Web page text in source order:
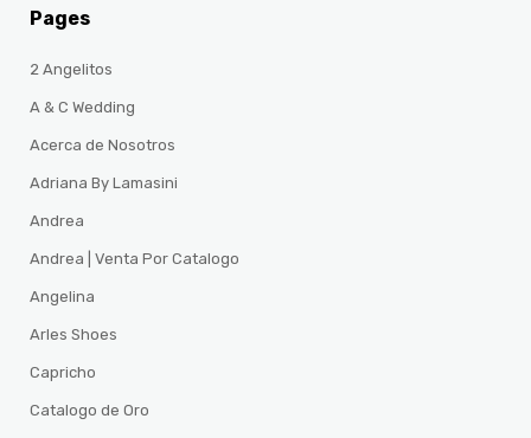
Pages
2 Angelitos
A & C Wedding
Acerca de Nosotros
Adriana By Lamasini
Andrea
Andrea | Venta Por Catalogo
Angelina
Arles Shoes
Capricho
Catalogo de Oro